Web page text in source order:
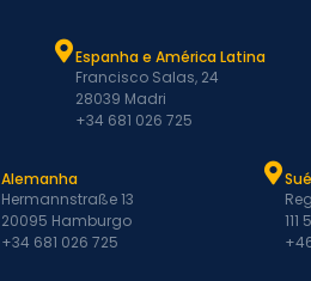
Espanha e América Latina
Francisco Salas, 24
28039 Madri
+34 681 026 725
Alemanha
Hermannstraße 13
20095 Hamburgo
+34 681 026 725